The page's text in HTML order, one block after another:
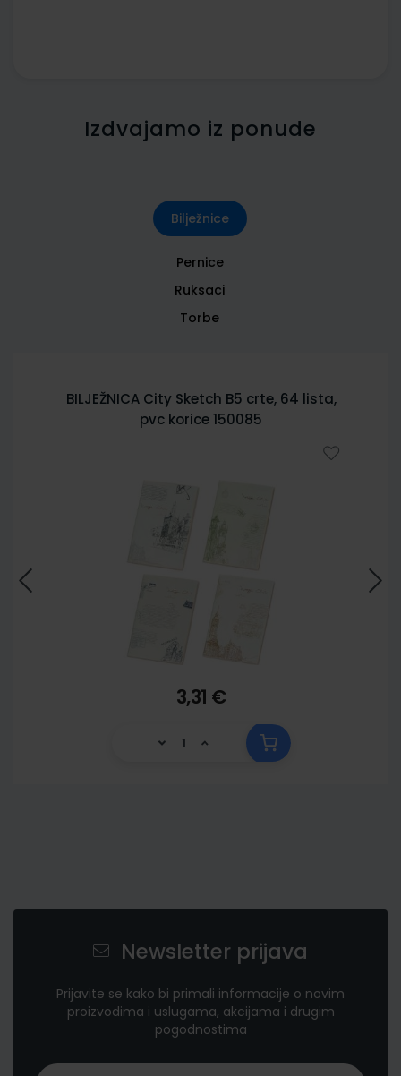
Izdvajamo iz ponude
Bilježnice
Pernice
Ruksaci
Torbe
BILJEŽNICA City Sketch B5 crte, 64 lista,
pvc korice 150085
3,31 €
Newsletter prijava
Prijavite se kako bi primali informacije o novim
proizvodima i uslugama, akcijama i drugim
pogodnostima